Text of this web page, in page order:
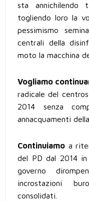
sta
togliendo loro la
pessimismo
centrali della
moto la macchina
Vogliamo
radicale del
2014 senza
annacquamenti
Continuiamo a
del PD dal 2014
governo
incrostazioni
consolidati.